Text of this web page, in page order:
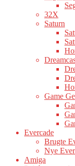
32X
Saturn
Game
Evercade
Brugte
Nye
Amiga